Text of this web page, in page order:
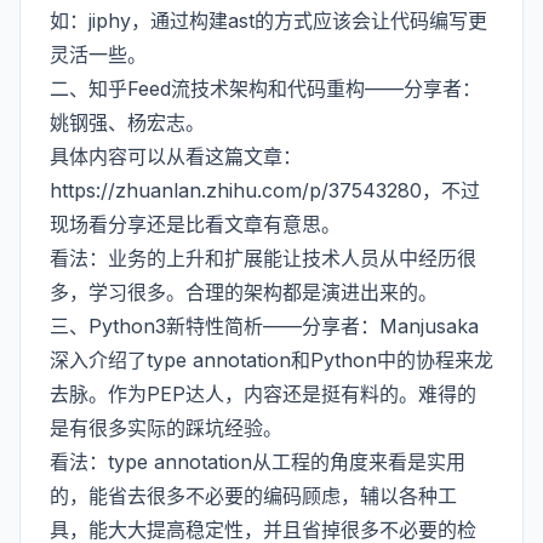
如：jiphy，通过构建ast的方式应该会让代码编写更
灵活一些。
二、知乎Feed流技术架构和代码重构——分享者：
姚钢强、杨宏志。
具体内容可以从看这篇文章：
https://zhuanlan.zhihu.com/p/37543280，不过
现场看分享还是比看文章有意思。
看法：业务的上升和扩展能让技术人员从中经历很
多，学习很多。合理的架构都是演进出来的。
三、Python3新特性简析——分享者：Manjusaka
深入介绍了type annotation和Python中的协程来龙
去脉。作为PEP达人，内容还是挺有料的。难得的
是有很多实际的踩坑经验。
看法：type annotation从工程的角度来看是实用
的，能省去很多不必要的编码顾虑，辅以各种工
具，能大大提高稳定性，并且省掉很多不必要的检